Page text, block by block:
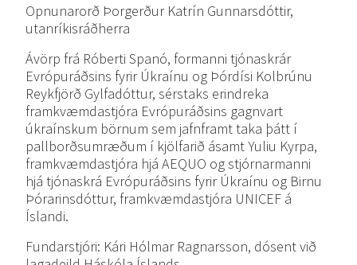
Opnunarorð Þorgerður Katrín Gunnarsdóttir,
utanríkisráðherra
Ávörp frá Róberti Spanó, formanni tjónaskrár
Evrópuráðsins fyrir Úkraínu og Þórdísi Kolbrúnu
Reykfjörð Gylfadóttur, sérstaks erindreka
framkvæmdastjóra Evrópuráðsins gagnvart
úkraínskum börnum sem jafnframt taka þátt í
pallborðsumræðum í kjölfarið ásamt Yuliu Kyrpa,
framkvæmdastjóra hjá AEQUO og stjórnarmanni
hjá tjónaskrá Evrópuráðsins fyrir Úkraínu og Birnu
Þórarinsdóttur, framkvæmdastjóra UNICEF á
Íslandi.
Fundarstjóri: Kári Hólmar Ragnarsson, dósent við